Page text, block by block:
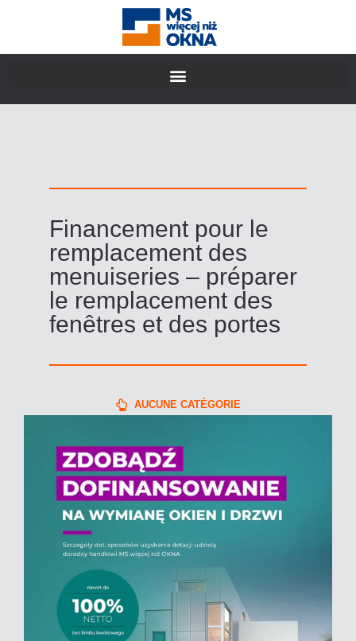
Financement pour le
remplacement des
menuiseries – préparer
le remplacement des
fenêtres et des portes
AUCUNE CATÉGORIE